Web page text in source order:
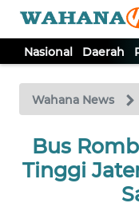
Nasional Daerah
Wahana News
Bus
Tinggi
TV
Tutup
NASIONAL